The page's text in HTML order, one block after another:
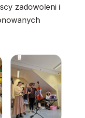
zadowoleni i